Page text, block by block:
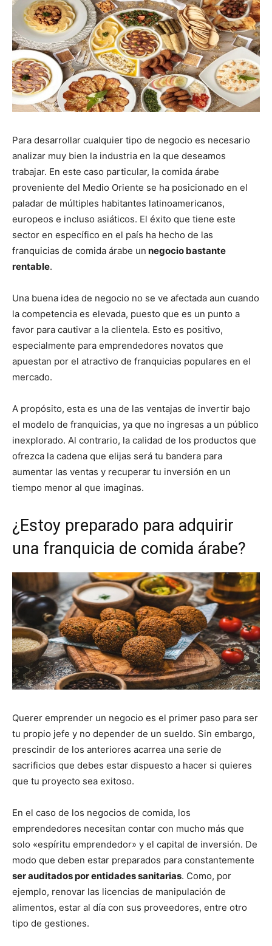
Para desarrollar cualquier tipo de negocio es necesario
analizar muy bien la industria en la que deseamos
trabajar. En este caso particular, la comida árabe
proveniente del Medio Oriente se ha posicionado en el
paladar de múltiples habitantes latinoamericanos,
europeos e incluso asiáticos. El éxito que tiene este
sector en específico en el país ha hecho de las
franquicias de comida árabe un negocio bastante
rentable.
Una buena idea de negocio no se ve afectada aun cuando
la competencia es elevada, puesto que es un punto a
favor para cautivar a la clientela. Esto es positivo,
especialmente para emprendedores novatos que
apuestan por el atractivo de franquicias populares en el
mercado.
A propósito, esta es una de las ventajas de invertir bajo
el modelo de franquicias, ya que no ingresas a un público
inexplorado. Al contrario, la calidad de los productos que
ofrezca la cadena que elijas será tu bandera para
aumentar las ventas y recuperar tu inversión en un
tiempo menor al que imaginas.
¿Estoy preparado para adquirir
una franquicia de comida árabe?
Querer emprender un negocio es el primer paso para ser
tu propio jefe y no depender de un sueldo. Sin embargo,
prescindir de los anteriores acarrea una serie de
sacrificios que debes estar dispuesto a hacer si quieres
que tu proyecto sea exitoso.
En el caso de los negocios de comida, los
emprendedores necesitan contar con mucho más que
solo «espíritu emprendedor» y el capital de inversión. De
modo que deben estar preparados para constantemente
ser auditados por entidades sanitarias. Como, por
ejemplo, renovar las licencias de manipulación de
alimentos, estar al día con sus proveedores, entre otro
tipo de gestiones.